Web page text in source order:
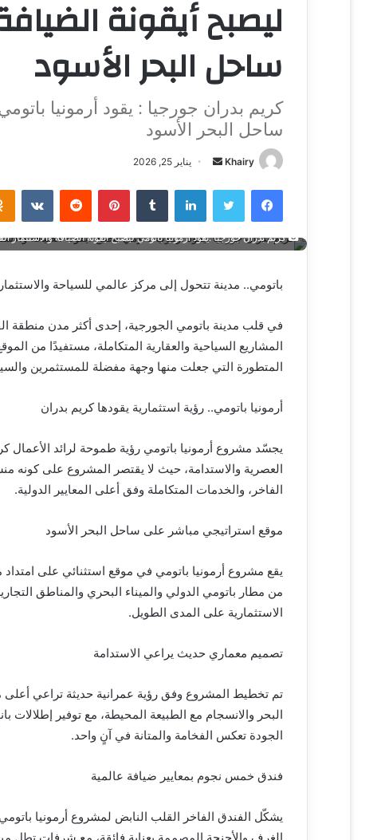
ليصبح أيقونة
ساحل البحر الأسود
كريم بدران جورجيا : يقود أرمونيا
ساحل البحر الأسود
Khairy
أ
ل
ب
ل
ك
ر
ي
يناير 25, 2026
فيسبوك تويتر لينكدإن ‏Tumblr بينتيريست ‏Reddit
‏VKontakte
كريم بدران جورجيا :يقود أرمونيا باتومي ليصبح أيقونة الضيافة والاستثمار
باتومي.. مدينة تتحول إلى مركز عالمي للسياحة والاستثمار
في قلب مدينة باتومي الجورجية، إحدى أكثر مدن منطقة
المشاريع السياحية والعقارية المتكاملة، مستفيدًا من
المتطورة التي جعلت منها وجهة مفضلة للمستثمرين
أرمونيا باتومي.. رؤية استثمارية يقودها كريم بدران
يجسّد مشروع أرمونيا باتومي رؤية طموحة لرائد الأعمال
العصرية والاستدامة، حيث لا يقتصر المشروع على كونه
الفاخر، والخدمات المتكاملة وفق أعلى المعايير الدولية.
موقع استراتيجي مباشر على ساحل البحر الأسود
يقع مشروع أرمونيا باتومي في موقع استثنائي على
من مطار باتومي الدولي والميناء البحري والمناطق
الاستثمارية على المدى الطويل.
تصميم معماري حديث يراعي الاستدامة
تم تخطيط المشروع وفق رؤية عمرانية حديثة تراعي أعلى
البحر والانسجام مع الطبيعة المحيطة، مع توفير
الجودة تعكس الفخامة والمتانة في آنٍ واحد.
فندق خمس نجوم بمعايير ضيافة عالمية
يشكّل الفندق الفاخر القلب النابض لمشروع أرمونيا